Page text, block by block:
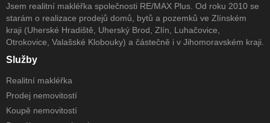
Jsem realitní makléřka společnosti RE/MAX Plus. Od roku 2010 se
starám o realizace prodejů domů, bytů a pozemků ve Zlínském
kraji (Uherské Hradiště, Uherský Brod, Zlín, Luhačovice,
Otrokovice, Valašské Klobouky) a částečně i v Jihomoravském kraji.
Služby
Realitní makléřka
Prodej nemovitostí
Koupě nemovitostí